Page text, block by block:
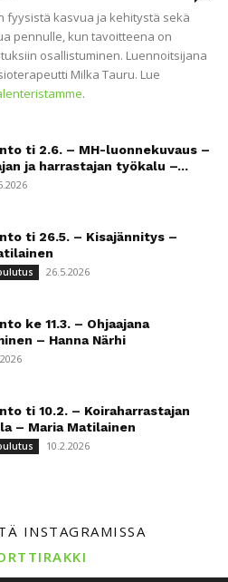
fyysistä kasvua ja kehitystä sekä
pennulle, kun tavoitteena on
osallistuminen. Luennoitsijana
Milka Tauru. Lue
.
ti 2.6. – MH-luonnekuvaus –
ja harrastajan työkalu –...
ti 26.5. – Kisajännitys –
26.5.2026
ke 11.3. – Ohjaajana
– Hanna Närhi
ti 10.2. – Koiraharrastajan
– Maria Matilainen
10.2.2026
INSTAGRAMISSA